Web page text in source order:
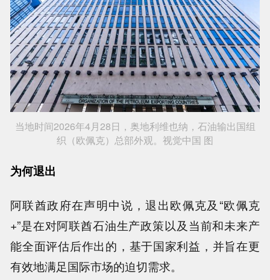
当地时间2026年4月28日，奥地利维也纳，石油输出国组
织（欧佩克）总部外观。视觉中国 图
为何退出
阿联酋政府在声明中说，退出欧佩克及“欧佩克
+”是在对阿联酋石油生产政策以及当前和未来产
能全面评估后作出的，基于国家利益，并旨在更
有效地满足国际市场的迫切需求。